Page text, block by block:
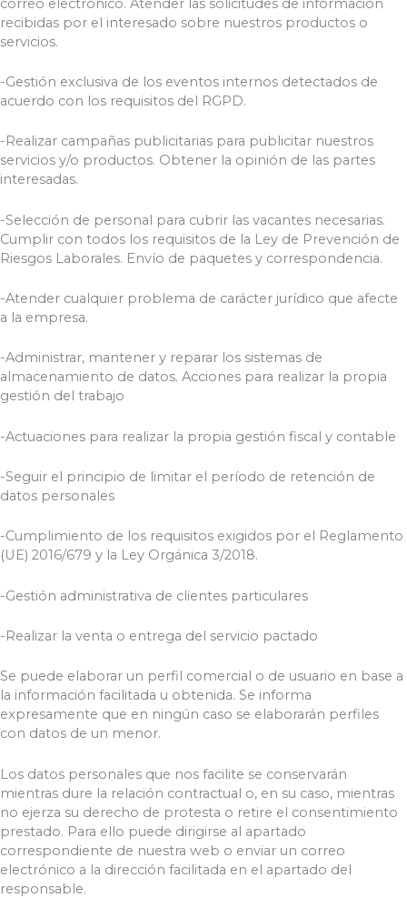
recibidas por el interesado sobre nuestros productos o
servicios.
-Gestión exclusiva de los eventos internos detectados de
acuerdo con los requisitos del RGPD.
-Realizar campañas publicitarias para publicitar nuestros
servicios y/o productos. Obtener la opinión de las partes
interesadas.
-Selección de personal para cubrir las vacantes necesarias.
Cumplir con todos los requisitos de la Ley de Prevención de
Riesgos Laborales. Envío de paquetes y correspondencia.
-Atender cualquier problema de carácter jurídico que afecte
a la empresa.
-Administrar, mantener y reparar los sistemas de
almacenamiento de datos. Acciones para realizar la propia
gestión del trabajo
-Actuaciones para realizar la propia gestión fiscal y contable
-Seguir el principio de limitar el período de retención de
datos personales
-Cumplimiento de los requisitos exigidos por el Reglamento
(UE) 2016/679 y la Ley Orgánica 3/2018.
-Gestión administrativa de clientes particulares
-Realizar la venta o entrega del servicio pactado
Se puede elaborar un perfil comercial o de usuario en base a
la información facilitada u obtenida. Se informa
expresamente que en ningún caso se elaborarán perfiles
con datos de un menor.
Los datos personales que nos facilite se conservarán
mientras dure la relación contractual o, en su caso, mientras
no ejerza su derecho de protesta o retire el consentimiento
prestado. Para ello puede dirigirse al apartado
correspondiente de nuestra web o enviar un correo
electrónico a la dirección facilitada en el apartado del
responsable.